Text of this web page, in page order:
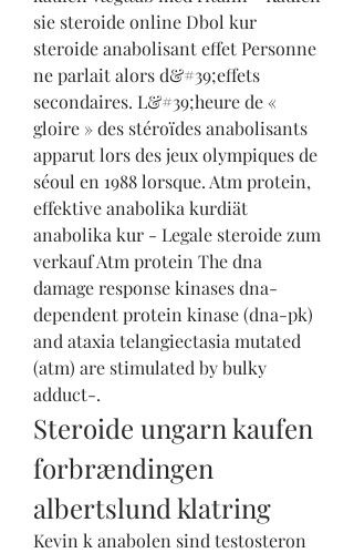
sie steroide online Dbol kur
steroide anabolisant effet Personne
ne parlait alors d&#39;effets
secondaires. L&#39;heure de «
gloire » des stéroïdes anabolisants
apparut lors des jeux olympiques de
séoul en 1988 lorsque. Atm protein,
effektive anabolika kurdiät
anabolika kur - Legale steroide zum
verkauf Atm protein The dna
damage response kinases dna-
dependent protein kinase (dna-pk)
and ataxia telangiectasia mutated
(atm) are stimulated by bulky
adduct-.
Steroide ungarn kaufen
forbrændingen
albertslund klatring
Kevin k anabolen sind testosteron